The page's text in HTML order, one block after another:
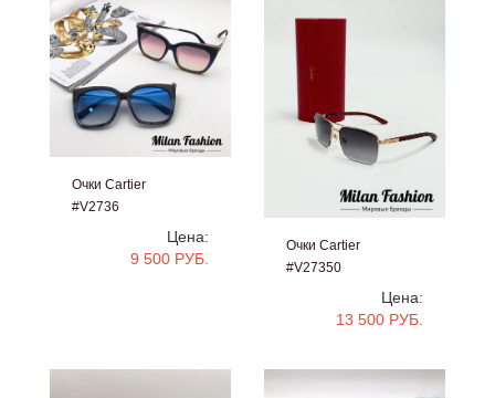
Очки Cartier
#V2736
Цена:
9 500 РУБ.
Очки Cartier
#V27350
Цена:
13 500 РУБ.